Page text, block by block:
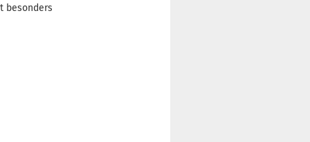
besonders